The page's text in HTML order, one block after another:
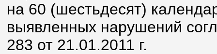
на 60 (шестьдесят)
выявленных нарушений
283 от 21.01.2011 г.